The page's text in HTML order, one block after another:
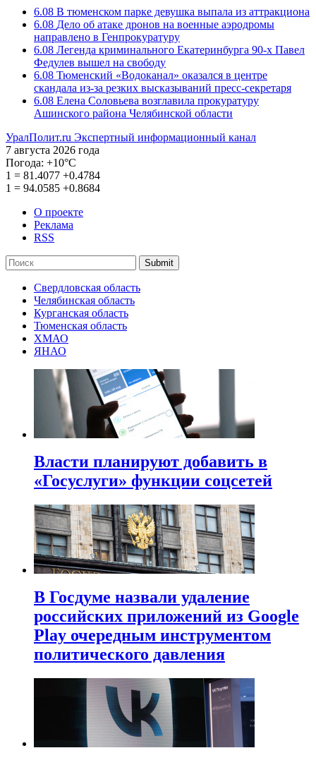
6.08 В тюменском парке девушка выпала из аттракциона
6.08 Дело об атаке дронов на военные аэродромы
направлено в Генпрокуратуру
6.08 Легенда криминального Екатеринбурга 90-х Павел
Федулев вышел на свободу
6.08 Тюменский «Водоканал» оказался в центре
скандала из-за резких высказываний пресс-секретаря
6.08 Елена Соловьева возглавила прокуратуру
Ашинского района Челябинской области
УралПолит.ru Экспертный информационный канал
7 августа 2026 года
Погода: +10°С
1 = 81.4077 +0.4784
1 = 94.0585 +0.8684
О проекте
Реклама
RSS
Submit
Свердловская область
Челябинская область
Курганская область
Тюменская область
ХМАО
ЯНАО
Власти планируют добавить в
«Госуслуги» функции соцсетей
В Госдуме назвали удаление
российских приложений из Google
Play очередным инструментом
политического давления